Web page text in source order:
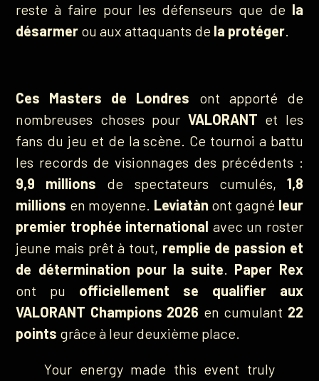
reste à faire pour les défenseurs que de la
désarmer ou aux attaquants de la protéger.
Ces Masters de Londres ont apporté de
nombreuses choses pour VALORANT et les
fans du jeu et de la scène. Ce tournoi a battu
les records de visionnages des précédents :
9,9 millions de spectateurs cumulés, 1,8
millions en moyenne. Leviatàn ont gagné leur
premier trophée international avec un roster
jeune mais prêt à tout, remplie de passion et
de détermination pour la suite. Paper Rex
ont pu officiellement se qualifier aux
VALORANT Champions 2026 en cumulant 22
points grâce à leur deuxième place.
Your energy made this event truly